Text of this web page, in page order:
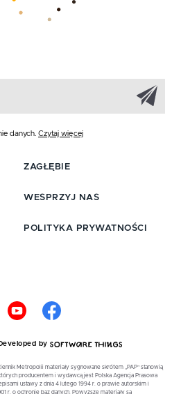
danych. Czytaj więcej
ZAGŁĘBIE
WESPRZYJ NAS
POLITYKA PRYWATNOŚCI
Developed by
Metropolii materiały sygnowane skrótem „PAP” stanowią
producentem i wydawcą jest Polska Agencja Prasowa
ustawy z dnia 4 lutego 1994 r. o prawie autorskim i